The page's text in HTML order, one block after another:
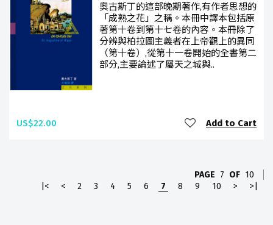
奧古斯丁的這部晚期著作,有作者思想的
「成熟之花」之稱。本冊中譯本包括原
著第十卷到第十七卷的內容。本冊除了
分辨與柏拉圖主義者在上帝觀上的異同
（第十卷）,從第十一卷開始的全書第二
部分,主要論述了屬天之城與..
US$22.00 Add to Cart
PAGE 7 OF 10
|<
< 2 3 4 5 6 7 8 9 10 > >|